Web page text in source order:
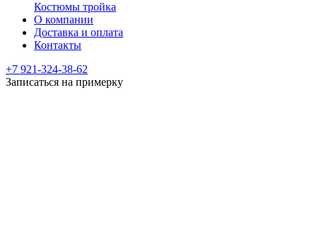
Костюмы тройка
О компании
Доставка и оплата
Контакты
+7 921-324-38-62
Записаться на примерку